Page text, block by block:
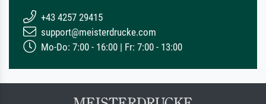
+43 4257 29415
support@meisterdrucke.com
Mo-Do: 7:00 - 16:00 | Fr: 7:00 - 13:00